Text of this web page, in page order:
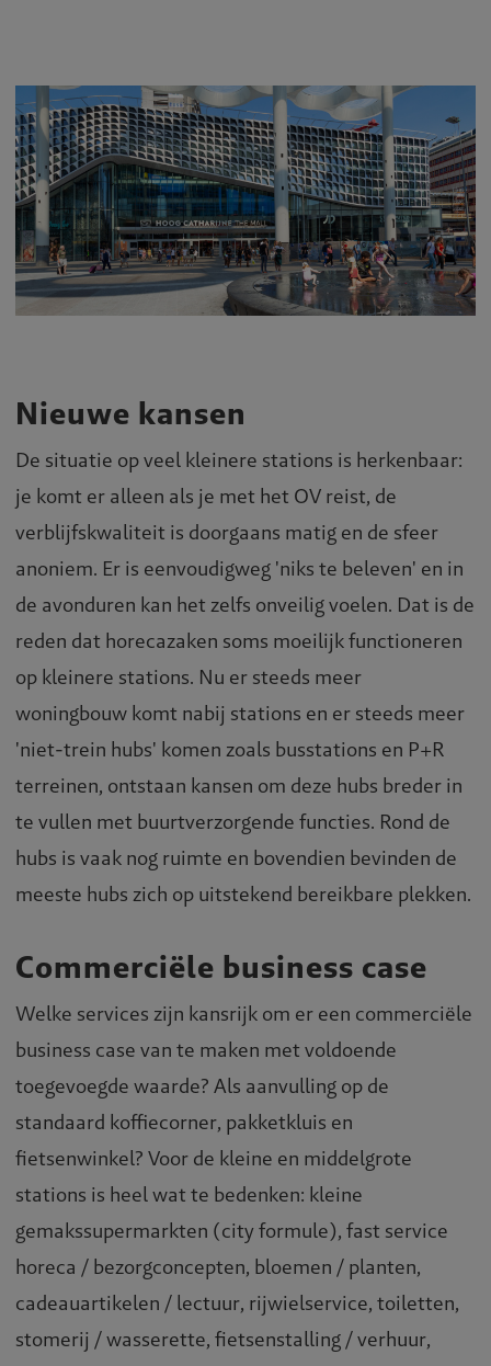
Nieuwe kansen
De situatie op veel kleinere stations is herkenbaar:
je komt er alleen als je met het OV reist, de
verblijfskwaliteit is doorgaans matig en de sfeer
anoniem. Er is eenvoudigweg 'niks te beleven' en in
de avonduren kan het zelfs onveilig voelen. Dat is de
reden dat horecazaken soms moeilijk functioneren
op kleinere stations. Nu er steeds meer
woningbouw komt nabij stations en er steeds meer
'niet-trein hubs' komen zoals busstations en P+R
terreinen, ontstaan kansen om deze hubs breder in
te vullen met buurtverzorgende functies. Rond de
hubs is vaak nog ruimte en bovendien bevinden de
meeste hubs zich op uitstekend bereikbare plekken.
Commerciële business case
Welke services zijn kansrijk om er een commerciële
business case van te maken met voldoende
toegevoegde waarde? Als aanvulling op de
standaard koffiecorner, pakketkluis en
fietsenwinkel? Voor de kleine en middelgrote
stations is heel wat te bedenken: kleine
gemakssupermarkten (city formule), fast service
horeca / bezorgconcepten, bloemen / planten,
cadeauartikelen / lectuur, rijwielservice, toiletten,
stomerij / wasserette, fietsenstalling / verhuur,